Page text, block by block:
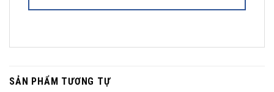
SẢN PHẨM TƯƠNG TỰ